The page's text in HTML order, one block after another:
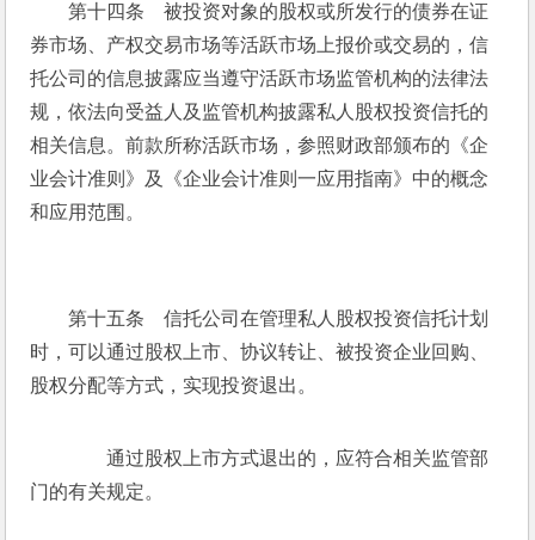
第十四条　被投资对象的股权或所发行的债券在证
券市场、产权交易市场等活跃市场上报价或交易的，信
托公司的信息披露应当遵守活跃市场监管机构的法律法
规，依法向受益人及监管机构披露私人股权投资信托的
相关信息。前款所称活跃市场，参照财政部颁布的《企
业会计准则》及《企业会计准则一应用指南》中的概念
和应用范围。
第十五条　信托公司在管理私人股权投资信托计划
时，可以通过股权上市、协议转让、被投资企业回购、
股权分配等方式，实现投资退出。
通过股权上市方式退出的，应符合相关监管部
门的有关规定。